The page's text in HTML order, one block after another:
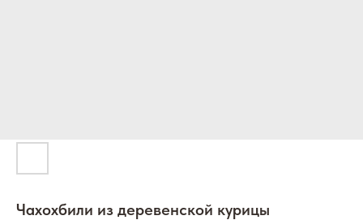
Чахохбили из деревенской курицы